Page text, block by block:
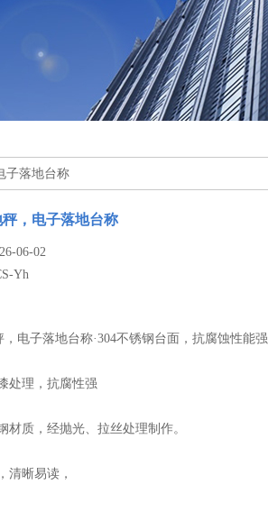
子落地台称
，电子落地台称
06-02
Yh
电子落地台称·304不锈钢台面，抗腐蚀性能强
处理，抗腐性强
材质，经抛光、拉丝处理制作。
清晰易读，